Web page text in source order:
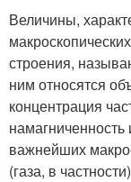
Величины,
строения,
ним относятся
концентрация
важнейших
(газа, в